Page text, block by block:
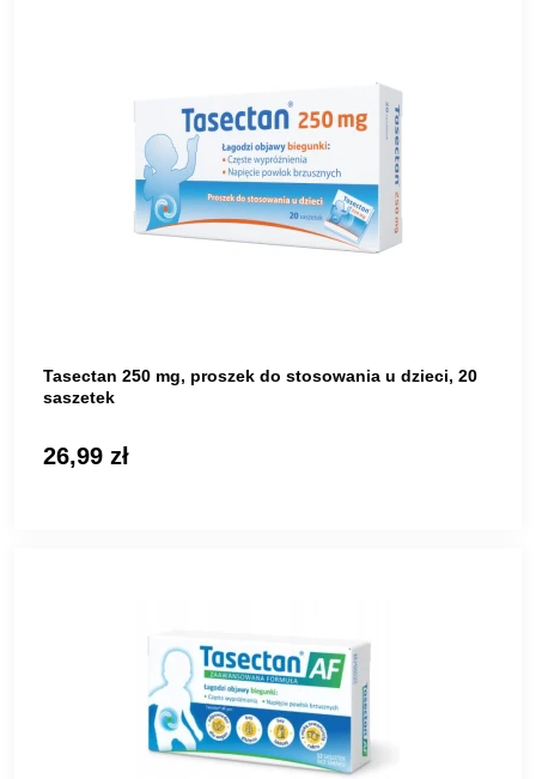
Tasectan 250 mg, proszek do stosowania u dzieci, 20
saszetek
26,99 zł